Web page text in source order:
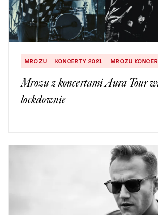
MROZU KONCERTY 2021 MROZU
Mrozu z koncertami Aura Tour
lockdownie